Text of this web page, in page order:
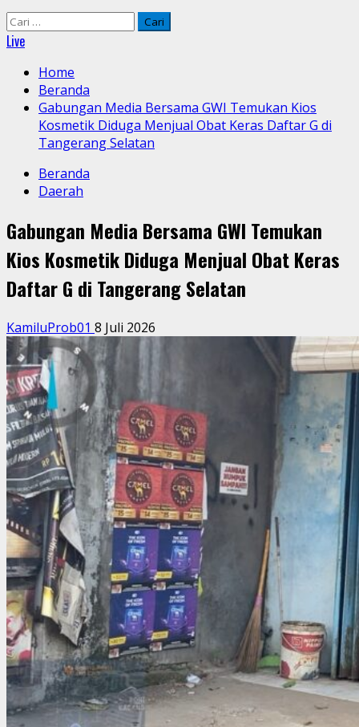
Cari
untuk:
Live
Home
Beranda
Gabungan Media Bersama GWI Temukan Kios
Kosmetik Diduga Menjual Obat Keras Daftar G di
Tangerang Selatan
Beranda
Daerah
Gabungan Media Bersama GWI Temukan
Kios Kosmetik Diduga Menjual Obat Keras
Daftar G di Tangerang Selatan
KamiluProb01 8 Juli 2026